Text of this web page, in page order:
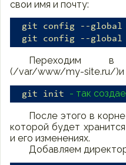
свои имя и почту:
git config --global
git config --global
Переходим в
(/var/www/my-site.ru/)и
git init - так
После этого в
которой будет
и его изменениях.
Добавляем